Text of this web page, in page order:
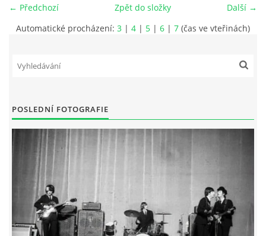
NÁSTROJE - LENNON
NÁSTROJE - LENNON II
NÁSTROJE - HARRISON
NÁSTROJE - HARRISON II
NÁSTROJE - RINGO STARR
← Předchozí Další →
Zpět do složky
Automatické procházení: 3 | 4 | 5 | 6 | 7 (čas ve vteřinách)
POSLEDNÍ FOTOGRAFIE